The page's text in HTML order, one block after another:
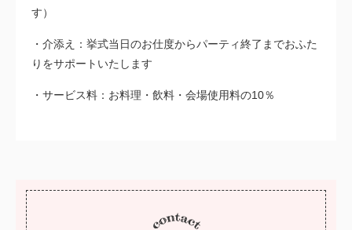
す）
介添え：挙式当日のお仕度からパーティ終了までおふた
りをサポートいたします
サービス料：お料理・飲料・会場使用料の10％